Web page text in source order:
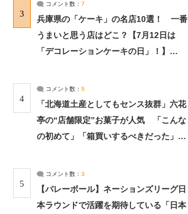
3
コメント数： 7
兵庫県の「ケーキ」の名店10選！ 一番
うまいと思う店はどこ？【7月12日は
「デコレーションケーキの日」！】
4
コメント数： 5
「北海道土産としてもセンス抜群」六花
亭の“店舗限定”お菓子が人気 「こんな
の初めて」「箱買いするべきだった」
5
コメント数： 3
【バレーボール】ネーションズリーグ日
本ラウンドで活躍を期待している「日本